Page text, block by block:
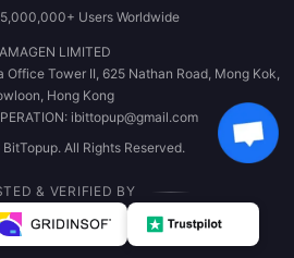
Users Worldwide
LIMITED
Office Tower II, 625 Nathan Road, Mong Kok,
Hong Kong
ibittopup@gmail.com
All Rights Reserved.
& VERIFIED BY